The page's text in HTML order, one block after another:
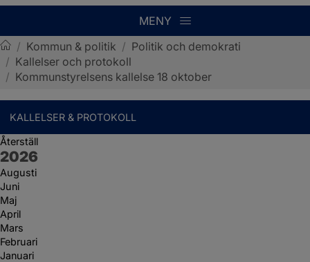
MENY
Sotenäs kommun
/ Kommun & politik / Politik och demokrati
/ Kallelser och protokoll
/ Kommunstyrelsens kallelse 18 oktober
KALLELSER & PROTOKOLL
Återställ
År:
2026
Augusti
Juni
Maj
April
Mars
Februari
Januari